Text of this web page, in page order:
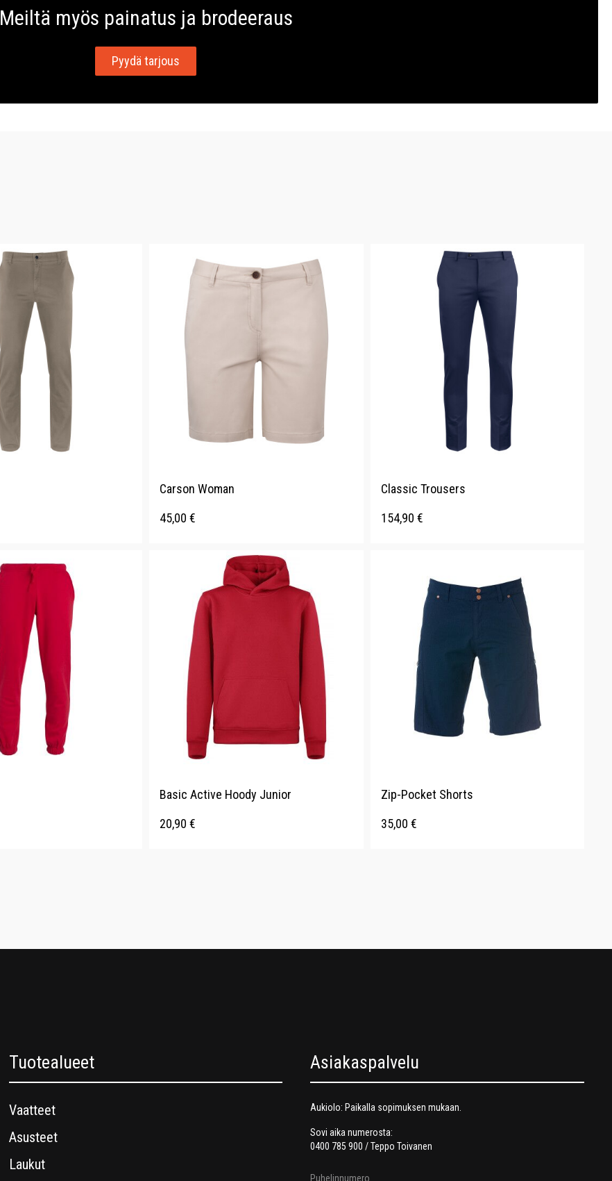
Meiltä myös painatus ja brodeeraus
Pyydä tarjous
Carson Woman
45,00 €
Classic Trousers
154,90 €
Basic Active Hoody Junior
20,90 €
Zip-Pocket Shorts
35,00 €
Tuotealueet
Vaatteet
Asusteet
Laukut
Asiakaspalvelu
Aukiolo: Paikalla sopimuksen mukaan.
Sovi aika numerosta:
0400 785 900 / Teppo Toivanen
Puhelinnumero